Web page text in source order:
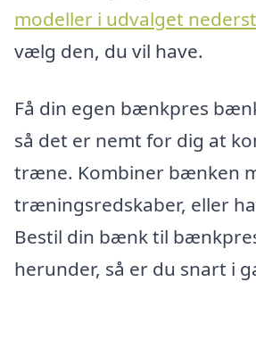
modeller i udvalget
vælg den, du vil have.
Få din egen bænkpres
så det er nemt for dig at
træne. Kombiner bænken
træningsredskaber, eller
Bestil din bænk til
herunder, så er du snart i